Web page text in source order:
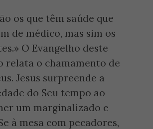
os que têm saúde que
de médico, mas sim os
O Evangelho deste
relata o chamamento de
Jesus surpreende a
do Seu tempo ao
um marginalizado e
à mesa com pecadores,